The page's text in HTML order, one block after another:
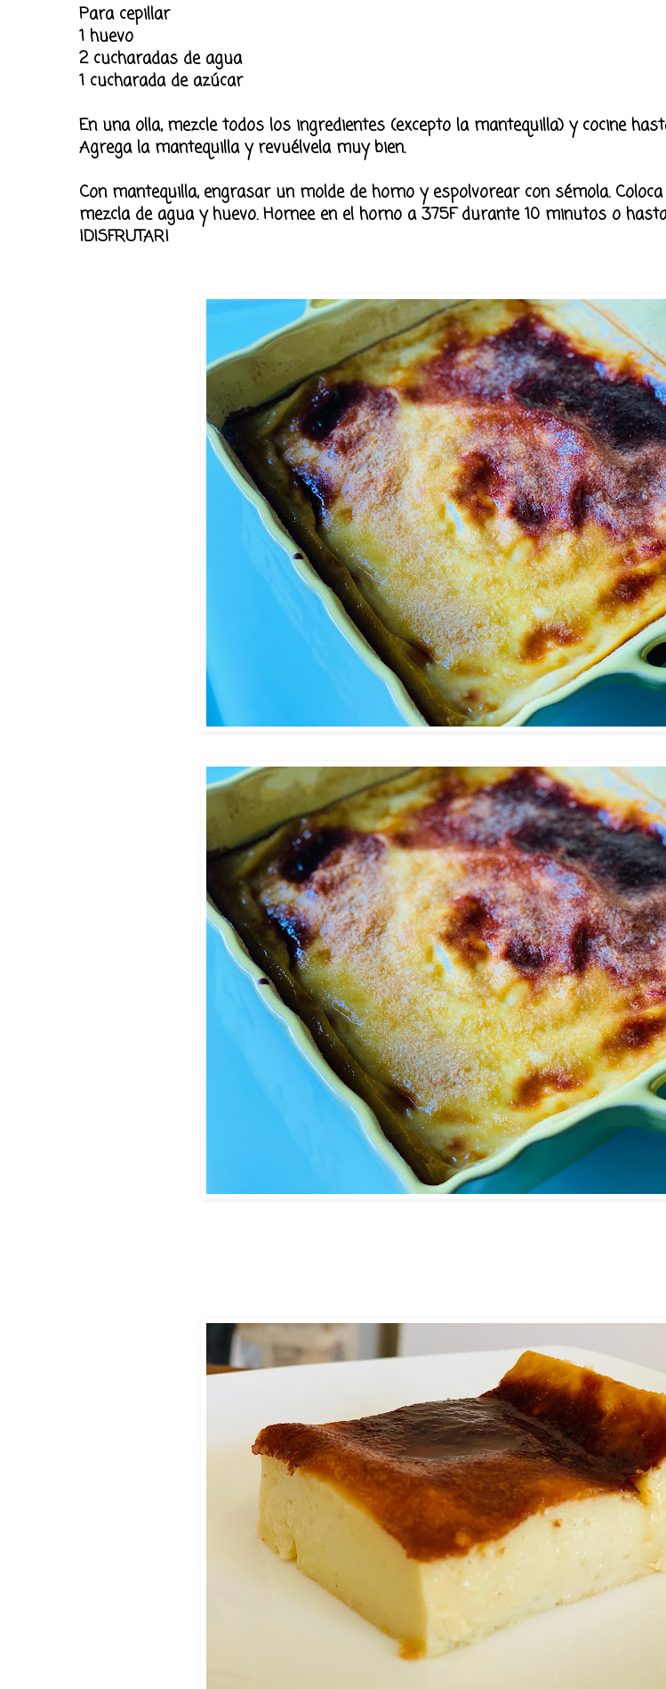
Para cepillar
1 huevo
2 cucharadas de agua
1 cucharada de azúcar
En una olla, mezcle todos los ingredientes (excepto la mantequilla) y cocine
Agrega la mantequilla y revuélvela muy bien.
Con mantequilla, engrasar un molde de horno y espolvorear con sémola.
mezcla de agua y huevo. Hornee en el horno a 375F durante 10 minutos o
¡DISFRUTAR!